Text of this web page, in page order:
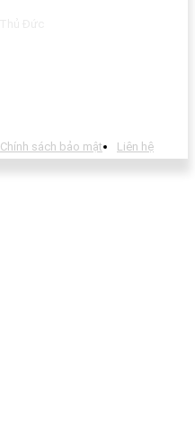
Chính sách bảo mật Liên hệ